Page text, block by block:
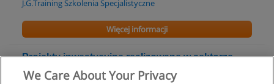
J.G.Training Szkolenia Specjalistyczne
Więcej informacji
Projekty inwestycyjne realizowane w sektorze
Odnawialnych Źródeł Energii (OZE)
We Care About Your Privacy